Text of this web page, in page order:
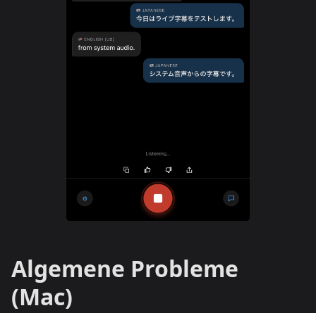
Algemene Probleme
(Mac)